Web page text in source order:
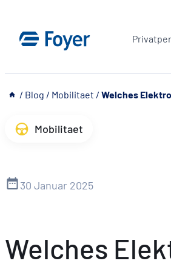
springen
__ / Blog / Mobilitaet / Welches
Mobilitaet
30 Januar 2025
Welches